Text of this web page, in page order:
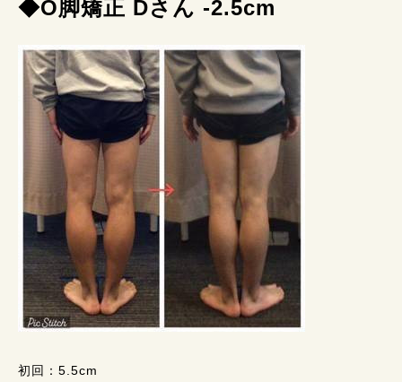
◆O脚矯正 Dさん -2.5cm
初回：5.5cm